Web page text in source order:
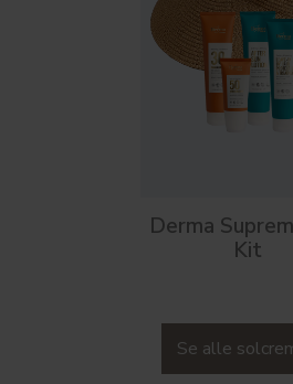
Derma
Kit
Se alle